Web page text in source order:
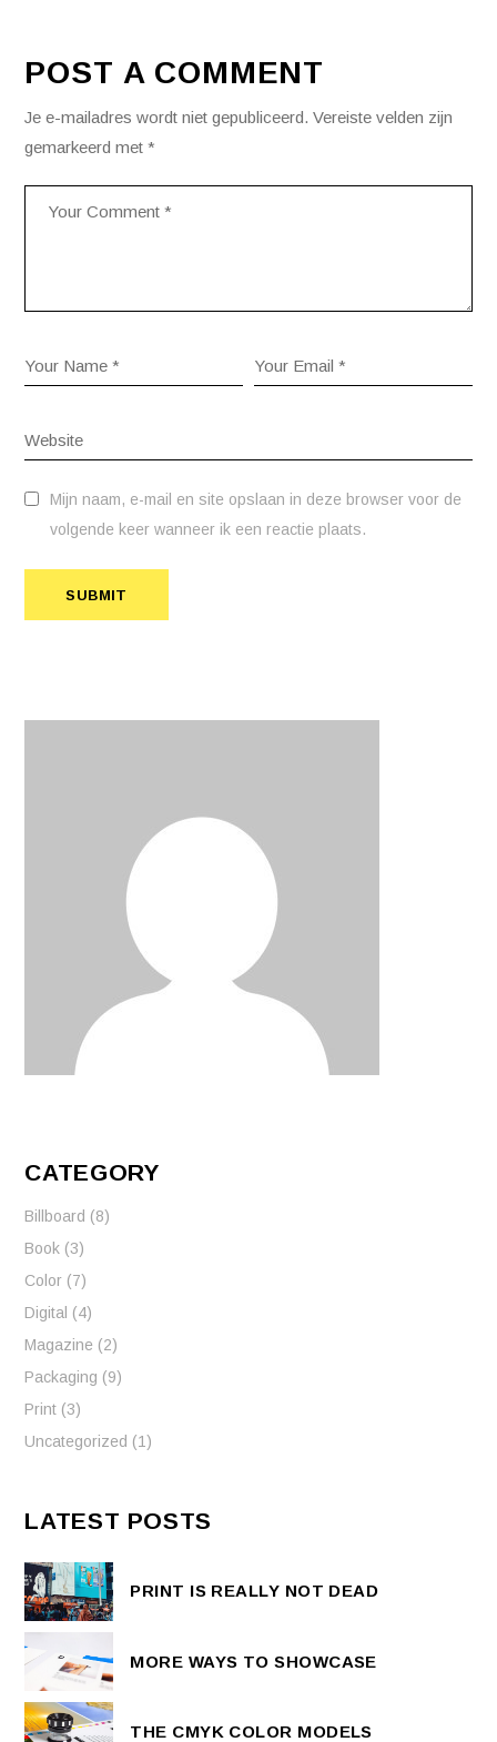
POST A COMMENT
Je e-mailadres wordt niet gepubliceerd. Vereiste velden zijn
gemarkeerd met*
Mijn naam, e-mail en site opslaan in deze browser voor de
volgende keer wanneer ik een reactie plaats.
SUBMIT
SUBMIT
CATEGORY
Billboard (8)
Book (3)
Color (7)
Digital (4)
Magazine (2)
Packaging (9)
Print (3)
Uncategorized (1)
LATEST POSTS
PRINT IS REALLY NOT DEAD
MORE WAYS TO SHOWCASE
THE CMYK COLOR MODELS